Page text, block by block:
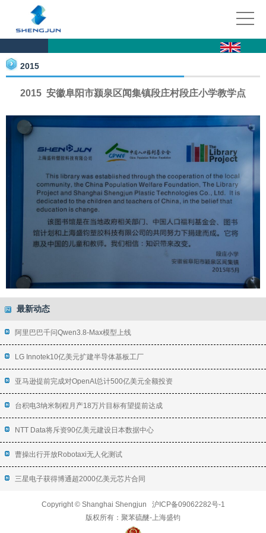
2015
2015 安徽阜阳市颍泉区闻集镇段庄村段庄小学教学点
最新动态
阿里巴巴千问Qwen3.8-Max模型上线
LG Innotek10亿美元扩建半导体基板工厂
亚马逊提前完成对OpenAI总计500亿美元全额投资
台积电3纳米制程月产18万片目标有望提前达成
NTT Data将斥资90亿美元建设日本数据中心
曹操出行开放Robotaxi无人化测试
三星电子获得博通超2000亿美元芯片合同
Copyright © Shanghai Shengjun 沪ICP备09062282号-1
版权所有： 聚苯硫醚-上海盛钧